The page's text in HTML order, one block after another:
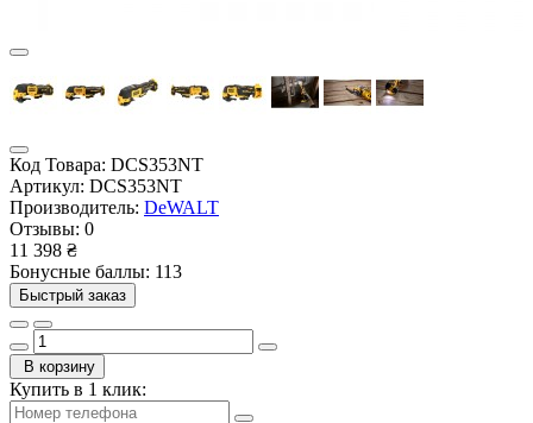
Код Товара: DCS353NT
Артикул: DCS353NT
Производитель: DeWALT
Отзывы: 0
11 398 ₴
Бонусные баллы: 113
Быстрый заказ
В корзину
Купить в 1 клик: